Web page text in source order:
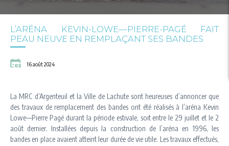
L’ARÉNA KEVIN-LOWE—PIERRE-PAGÉ FAIT
PEAU NEUVE EN REMPLAÇANT SES BANDES
16 août 2024
La MRC d’Argenteuil et la Ville de Lachute sont heureuses d’annoncer que
des travaux de remplacement des bandes ont été réalisés à l’aréna Kevin
Lowe—Pierre Pagé durant la période estivale, soit entre le 29 juillet et le 2
août dernier. Installées depuis la construction de l’aréna en 1996, les
bandes en place avaient atteint leur durée de vie utile. Les travaux effectués,